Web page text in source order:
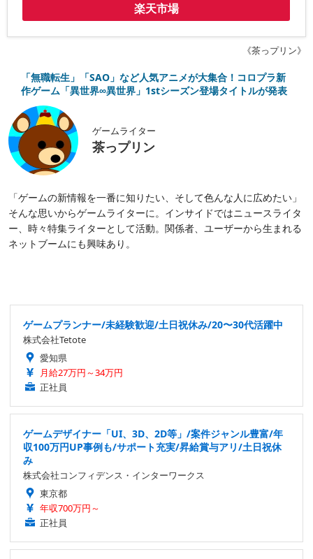
楽天市場
《茶っプリン》
「無職転生」「SAO」など人気アニメが大集合！コロプラ新
作ゲーム「異世界∞異世界」1stシーズン登場タイトルが発表
ゲームライター
茶っプリン
「ゲームの新情報を一番に知りたい、そして色んな人に広めたい」
そんな思いからゲームライターに。インサイドではニュースライタ
ー、時々特集ライターとして活動。関係者、ユーザーから生まれる
ネットブームにも興味あり。
ゲームプランナー/未経験歓迎/土日祝休み/20〜30代活躍中
株式会社Tetote
愛知県
月給27万円～34万円
正社員
ゲームデザイナー「UI、3D、2D等」/案件ジャンル豊富/年
収100万円UP事例も/サポート充実/昇給賞与アリ/土日祝休
み
株式会社コンフィデンス・インターワークス
東京都
年収700万円～
正社員